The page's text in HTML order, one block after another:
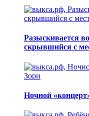
Разыскивается
скрывшийся с
Ночной